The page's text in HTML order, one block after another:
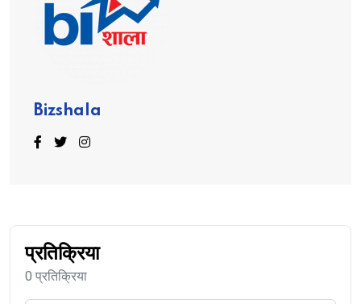
Bizshala
प्रतिक्रिया
0 प्रतिक्रिया